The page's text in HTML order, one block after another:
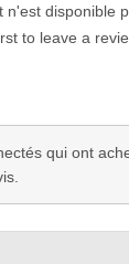
n'est disponible
to leave a
qui ont